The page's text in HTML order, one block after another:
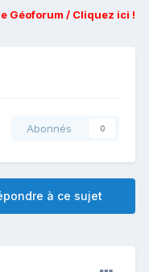
Géoforum / Cliquez ici !
Abonnés 0
à ce sujet